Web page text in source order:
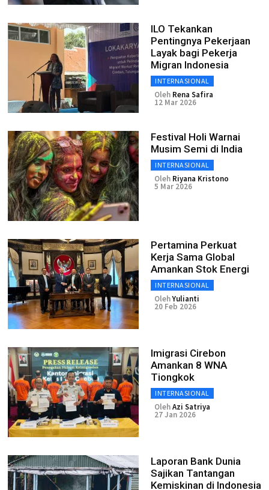
ILO Tekankan
Pentingnya Pekerjaan
Layak bagi Pekerja
Migran Indonesia
INTERNASIONAL
Oleh Rena Safira
12 Mar 2026
Festival Holi Warnai
Musim Semi di India
INTERNASIONAL
Oleh Riyana Kristono
5 Mar 2026
Pertamina Perkuat
Kerja Sama Global
Amankan Stok Energi
INTERNASIONAL
OlehYulianti
20 Feb 2026
Imigrasi Cirebon
Amankan 8 WNA
Tiongkok
INTERNASIONAL
OlehAzi Satriya
27 Jan 2026
Laporan Bank Dunia
Sajikan Tantangan
Kemiskinan di Indonesia